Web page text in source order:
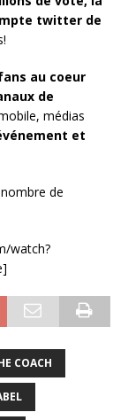
twitter de
au coeur
de
médias
et
de
watch?
COACH